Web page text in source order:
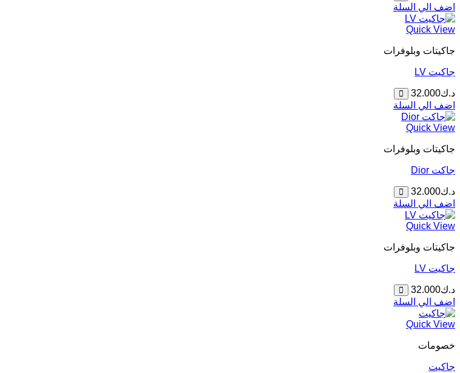
اضف الي السلة
Quick View
جاكيتات وبلوفرات
جاكيت LV
د.ك32.000
اضف الي السلة
Quick View
جاكيتات وبلوفرات
جاكت Dior
د.ك32.000
اضف الي السلة
Quick View
جاكيتات وبلوفرات
جاكيت LV
د.ك32.000
اضف الي السلة
Quick View
خصومات
جاكيت